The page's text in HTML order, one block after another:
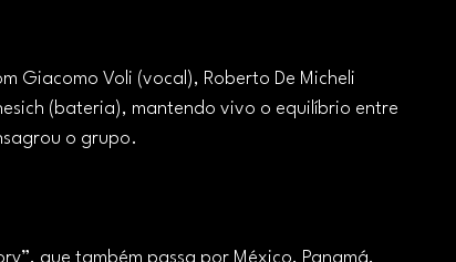
Giacomo Voli (vocal), Roberto De Micheli
(bateria), mantendo vivo o equilíbrio entre
o grupo.
que também passa por México, Panamá,